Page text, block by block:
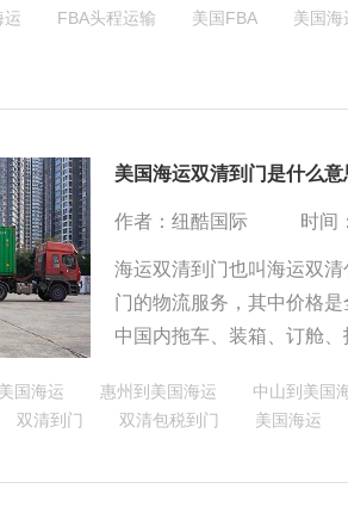
运 FBA头程运输 美国FBA 美国海
美国海运双清到门是什么
作者：纽酷国际 时间
海运双清到门也叫海运双
门的物流服务，其中价格
中国内拖车、装箱、订舱
节。
国海运 惠州到美国海运 中山到美国
双清到门 双清包税到门 美国海运